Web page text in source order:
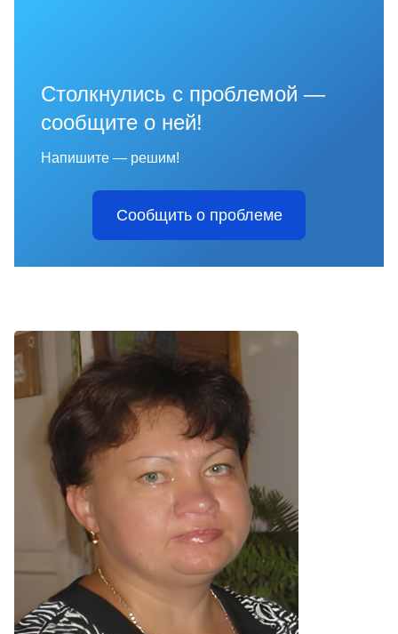
Столкнулись с проблемой —
сообщите о ней!
Напишите — решим!
Сообщить о проблеме